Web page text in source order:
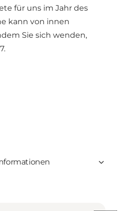
für uns im Jahr des
kann von innen
Sie sich wenden,